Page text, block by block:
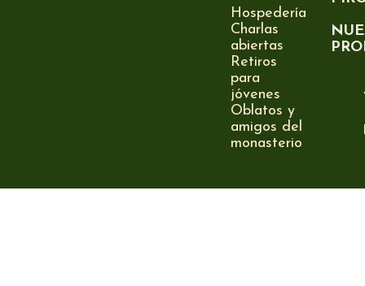
Hospedería
Charlas
abiertas
Retiros
para
jóvenes
Oblatos y
amigos del
monasterio